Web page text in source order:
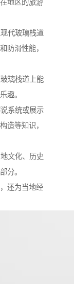
地区的旅游
代玻璃栈道
防滑性能，
璃栈道上能
趣。
系统或展示
造等知识，
文化、历史
分。
还为当地经